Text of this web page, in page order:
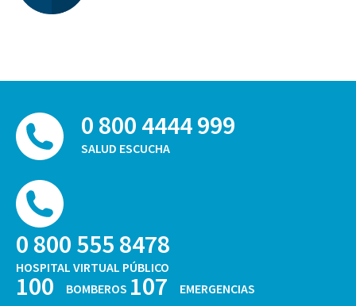
0 800 4444 999
SALUD ESCUCHA
0 800 555 8478
HOSPITAL VIRTUAL PÚBLICO
100 BOMBEROS 107 EMERGENCIAS